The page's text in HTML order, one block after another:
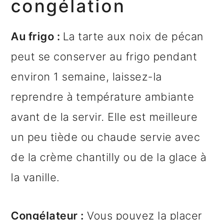
congélation
Au frigo : La tarte aux noix de pécan
peut se conserver au frigo pendant
environ 1 semaine, laissez-la
reprendre à température ambiante
avant de la servir. Elle est meilleure
un peu tiède ou chaude servie avec
de la crème chantilly ou de la glace à
la vanille.
Congélateur : Vous pouvez la placer